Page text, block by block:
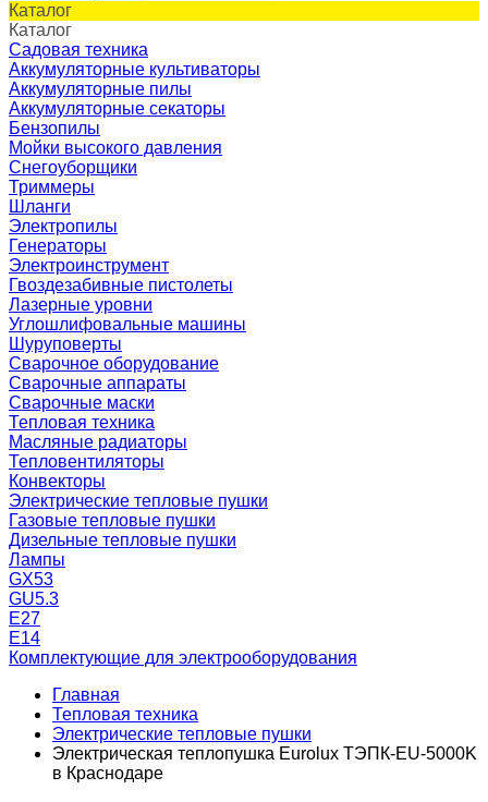
Каталог
Каталог
Садовая техника
Аккумуляторные культиваторы
Аккумуляторные пилы
Аккумуляторные секаторы
Бензопилы
Мойки высокого давления
Снегоуборщики
Триммеры
Шланги
Электропилы
Генераторы
Электроинструмент
Гвоздезабивные пистолеты
Лазерные уровни
Углошлифовальные машины
Шуруповерты
Сварочное оборудование
Сварочные аппараты
Сварочные маски
Тепловая техника
Масляные радиаторы
Тепловентиляторы
Конвекторы
Электрические тепловые пушки
Газовые тепловые пушки
Дизельные тепловые пушки
Лампы
GX53
GU5.3
Е27
Е14
Комплектующие для электрооборудования
Главная
Тепловая техника
Электрические тепловые пушки
Электрическая теплопушка Eurolux ТЭПК-EU-5000K
в Краснодаре